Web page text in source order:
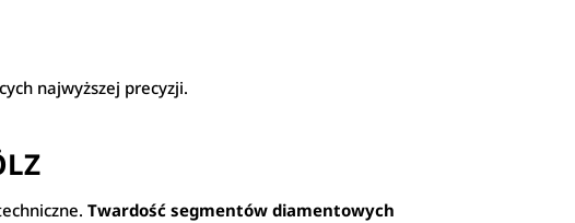
najwyższej precyzji.
Twardość segmentów diamentowych